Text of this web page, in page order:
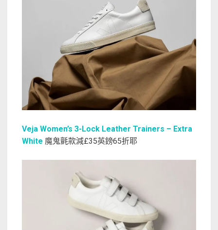
Veja Women’s 3-Lock Leather Trainers – Extra
White 魔鬼氈款減£35英鎊65折耶